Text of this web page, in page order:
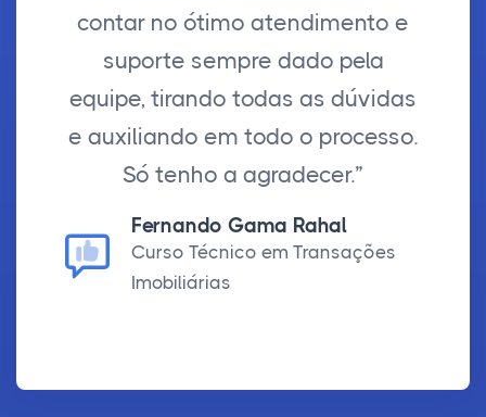
contar no ótimo atendimento e
suporte sempre dado pela
equipe, tirando todas as dúvidas
e auxiliando em todo o processo.
Só tenho a agradecer.”
Fernando Gama Rahal
Curso Técnico em Transações
Imobiliárias